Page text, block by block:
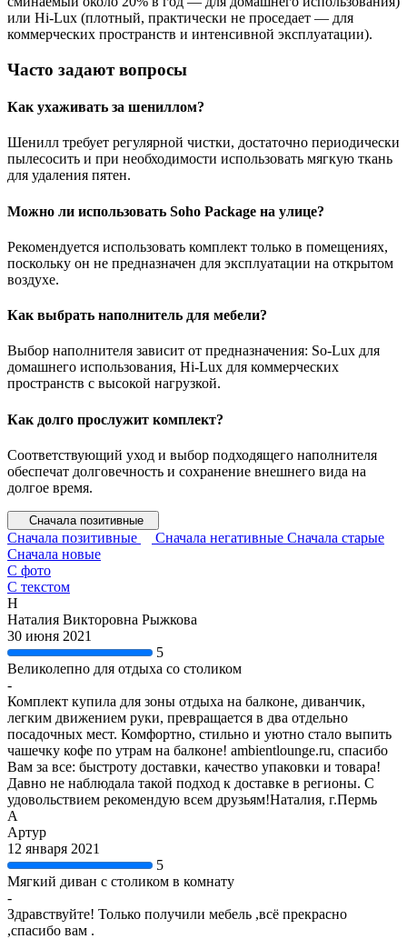
или Hi-Lux (плотный, практически не проседает — для
коммерческих пространств и интенсивной эксплуатации).
Часто задают вопросы
Как ухаживать за шениллом?
Шенилл требует регулярной чистки, достаточно периодически
пылесосить и при необходимости использовать мягкую ткань
для удаления пятен.
Можно ли использовать Soho Package на улице?
Рекомендуется использовать комплект только в помещениях,
поскольку он не предназначен для эксплуатации на открытом
воздухе.
Как выбрать наполнитель для мебели?
Выбор наполнителя зависит от предназначения: So-Lux для
домашнего использования, Hi-Lux для коммерческих
пространств с высокой нагрузкой.
Как долго прослужит комплект?
Соответствующий уход и выбор подходящего наполнителя
обеспечат долговечность и сохранение внешнего вида на
долгое время.
Сначала позитивные
Сначала позитивные Сначала негативные Сначала старые
Сначала новые
С фото
С текстом
Н
Наталия Викторовна Рыжкова
30 июня 2021
5
Великолепно для отдыха со столиком
-
Комплект купила для зоны отдыха на балконе, диванчик,
легким движением руки, превращается в два отдельно
посадочных мест. Комфортно, стильно и уютно стало выпить
чашечку кофе по утрам на балконе! ambientlounge.ru, спасибо
Вам за все: быстроту доставки, качество упаковки и товара!
Давно не наблюдала такой подход к доставке в регионы. С
удовольствием рекомендую всем друзьям!Наталия, г.Пермь
А
Артур
12 января 2021
5
Мягкий диван с столиком в комнату
-
Здравствуйте! Только получили мебель ,всё прекрасно
,спасибо вам .